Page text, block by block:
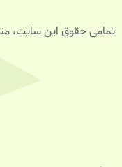
تمامی حقوق این سایت،